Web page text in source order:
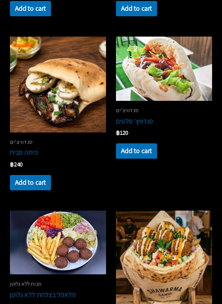
Add to cart
Add to cart
סנדוויצ'ים
סנדוויץ׳ סלטים
฿120
Add to cart
סנדוויצ'ים
פיתה סביח
฿240
Add to cart
מנות ללא גלוטן
‏פלאפל בצלחת ללא גלוטן